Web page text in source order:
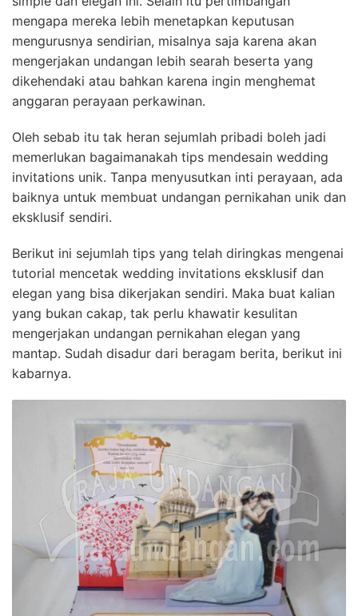
mengapa mereka lebih menetapkan keputusan
mengurusnya sendirian, misalnya saja karena akan
mengerjakan undangan lebih searah beserta yang
dikehendaki atau bahkan karena ingin menghemat
anggaran perayaan perkawinan.
Oleh sebab itu tak heran sejumlah pribadi boleh jadi
memerlukan bagaimanakah tips mendesain wedding
invitations unik. Tanpa menyusutkan inti perayaan, ada
baiknya untuk membuat undangan pernikahan unik dan
eksklusif sendiri.
Berikut ini sejumlah tips yang telah diringkas mengenai
tutorial mencetak wedding invitations eksklusif dan
elegan yang bisa dikerjakan sendiri. Maka buat kalian
yang bukan cakap, tak perlu khawatir kesulitan
mengerjakan undangan pernikahan elegan yang
mantap. Sudah disadur dari beragam berita, berikut ini
kabarnya.